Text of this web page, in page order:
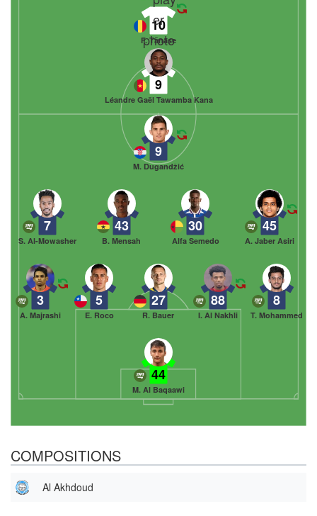
10
F. Tănase
9
Léandre Gaël Tawamba Kana
44
M. Al Baqaawi
3
A. Majrashi
5
E. Roco
27
R. Bauer
88
I. Al Nakhli
8
T. Mohammed
7
S. Al-Mowasher
43
B. Mensah
30
Alfa Semedo
45
A. Jaber Asiri
9
M. Dugandžić
COMPOSITIONS
Al Akhdoud